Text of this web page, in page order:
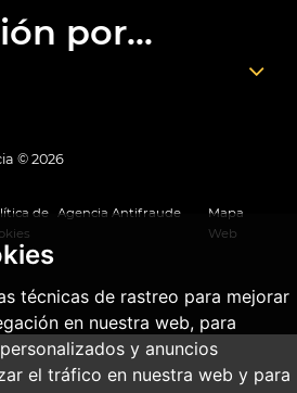
técnicas de rastreo para mejorar
en nuestra web, para
y anuncios
el tráfico en nuestra web y para
por...
© 2026
de Agencia Antifraude
Mapa
Web